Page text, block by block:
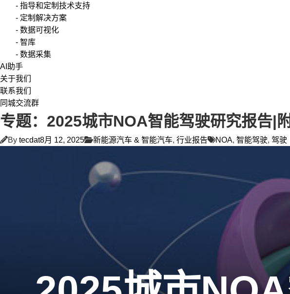
- 指导和定制技术支持
- 定制解决方案
- 数据可视化
- 智库
- 数据采集
AI助手
关于我们
联系我们
同城交流群
专题：2025城市NOA智能驾驶研究报告|
By tecdat8月 12, 2025 新能源汽车 & 智能汽车, 行业报告 NOA, 智能驾驶, 驾驶